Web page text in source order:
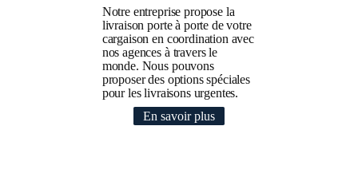
Notre entreprise propose la
livraison porte à porte de votre
cargaison en coordination avec
nos agences à travers le
monde. Nous pouvons
proposer des options spéciales
pour les livraisons urgentes.
En savoir plus